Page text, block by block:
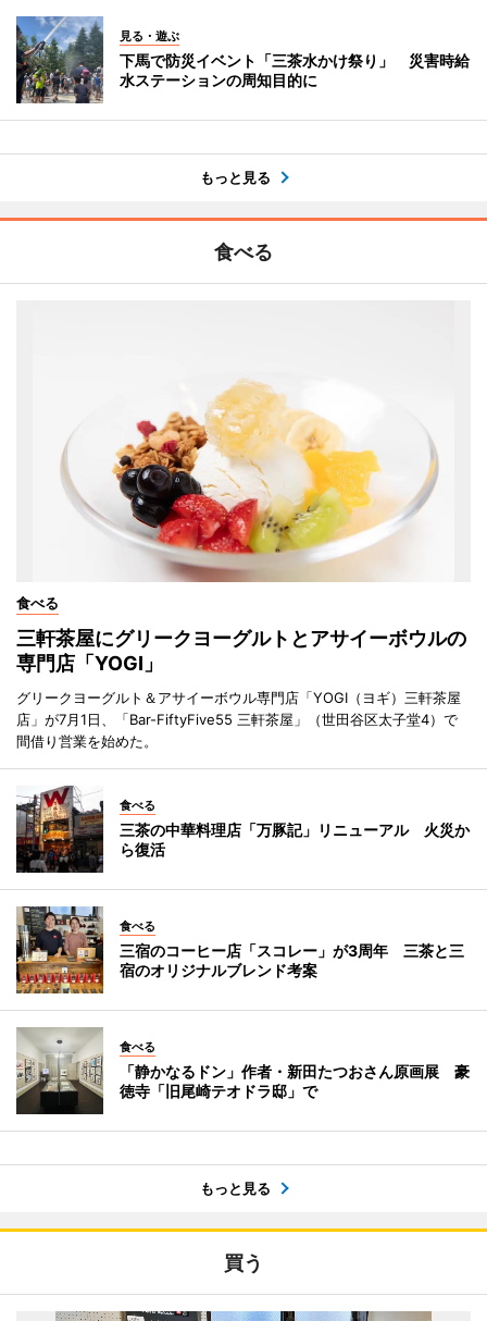
見る・遊ぶ
下馬で防災イベント「三茶水かけ祭り」 災害時給
水ステーションの周知目的に
もっと見る
食べる
食べる
三軒茶屋にグリークヨーグルトとアサイーボウルの
専門店「YOGI」
グリークヨーグルト＆アサイーボウル専門店「YOGI（ヨギ）三軒茶屋
店」が7月1日、「Bar-FiftyFive55 三軒茶屋」（世田谷区太子堂4）で
間借り営業を始めた。
食べる
三茶の中華料理店「万豚記」リニューアル 火災か
ら復活
食べる
三宿のコーヒー店「スコレー」が3周年 三茶と三
宿のオリジナルブレンド考案
食べる
「静かなるドン」作者・新田たつおさん原画展 豪
徳寺「旧尾崎テオドラ邸」で
もっと見る
買う